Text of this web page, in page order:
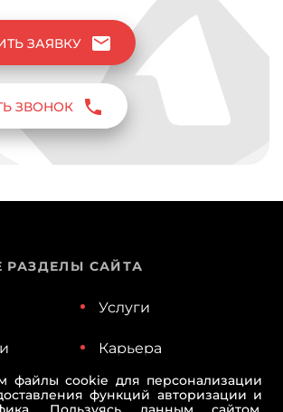
ЗАЯВКУ mail
ЗВОНОК phone
РАЗДЕЛЫ САЙТА
Услуги
Карьера
файлы cookie для персонализации
функций авторизации и